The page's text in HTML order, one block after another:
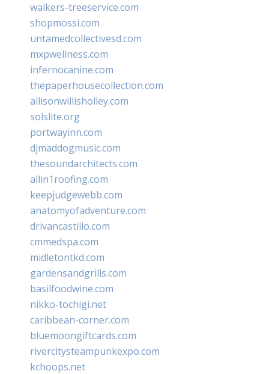
walkers-treeservice.com
shopmossi.com
untamedcollectivesd.com
mxpwellness.com
infernocanine.com
thepaperhousecollection.com
allisonwillisholley.com
solslite.org
portwayinn.com
djmaddogmusic.com
thesoundarchitects.com
allin1roofing.com
keepjudgewebb.com
anatomyofadventure.com
drivancastillo.com
cmmedspa.com
midletontkd.com
gardensandgrills.com
basilfoodwine.com
nikko-tochigi.net
caribbean-corner.com
bluemoongiftcards.com
rivercitysteampunkexpo.com
kchoops.net